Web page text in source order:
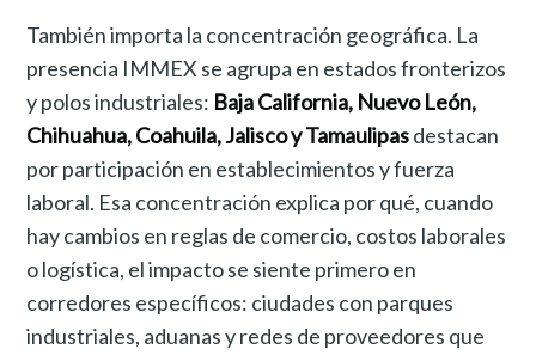
También importa la concentración geográfica. La
presencia IMMEX se agrupa en estados fronterizos
y polos industriales: Baja California, Nuevo León,
Chihuahua, Coahuila, Jalisco y Tamaulipasdestacan
por participación en establecimientos y fuerza
laboral. Esa concentración explica por qué, cuando
hay cambios en reglas de comercio, costos laborales
o logística, el impacto se siente primero en
corredores específicos: ciudades con parques
industriales, aduanas y redes de proveedores que